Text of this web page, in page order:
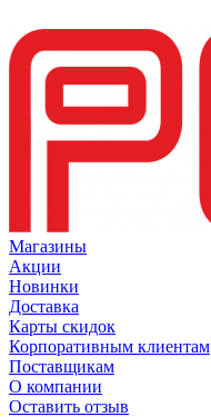
Магазины
Акции
Новинки
Доставка
Карты скидок
Корпоративным клиентам
Поставщикам
О компании
Оставить отзыв